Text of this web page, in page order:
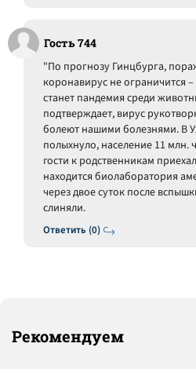
Гость 744
Ответить (0)
"По прогнозу Гинцбурга,
коронавирус не ограничится
станет пандемия среди
подтверждает, вирус
болеют нашими болезнями. В
полыхнуло, население 11 млн.
гости к родственникам
находится биолаборатория
через двое суток после
слиняли.
Рекомендуем